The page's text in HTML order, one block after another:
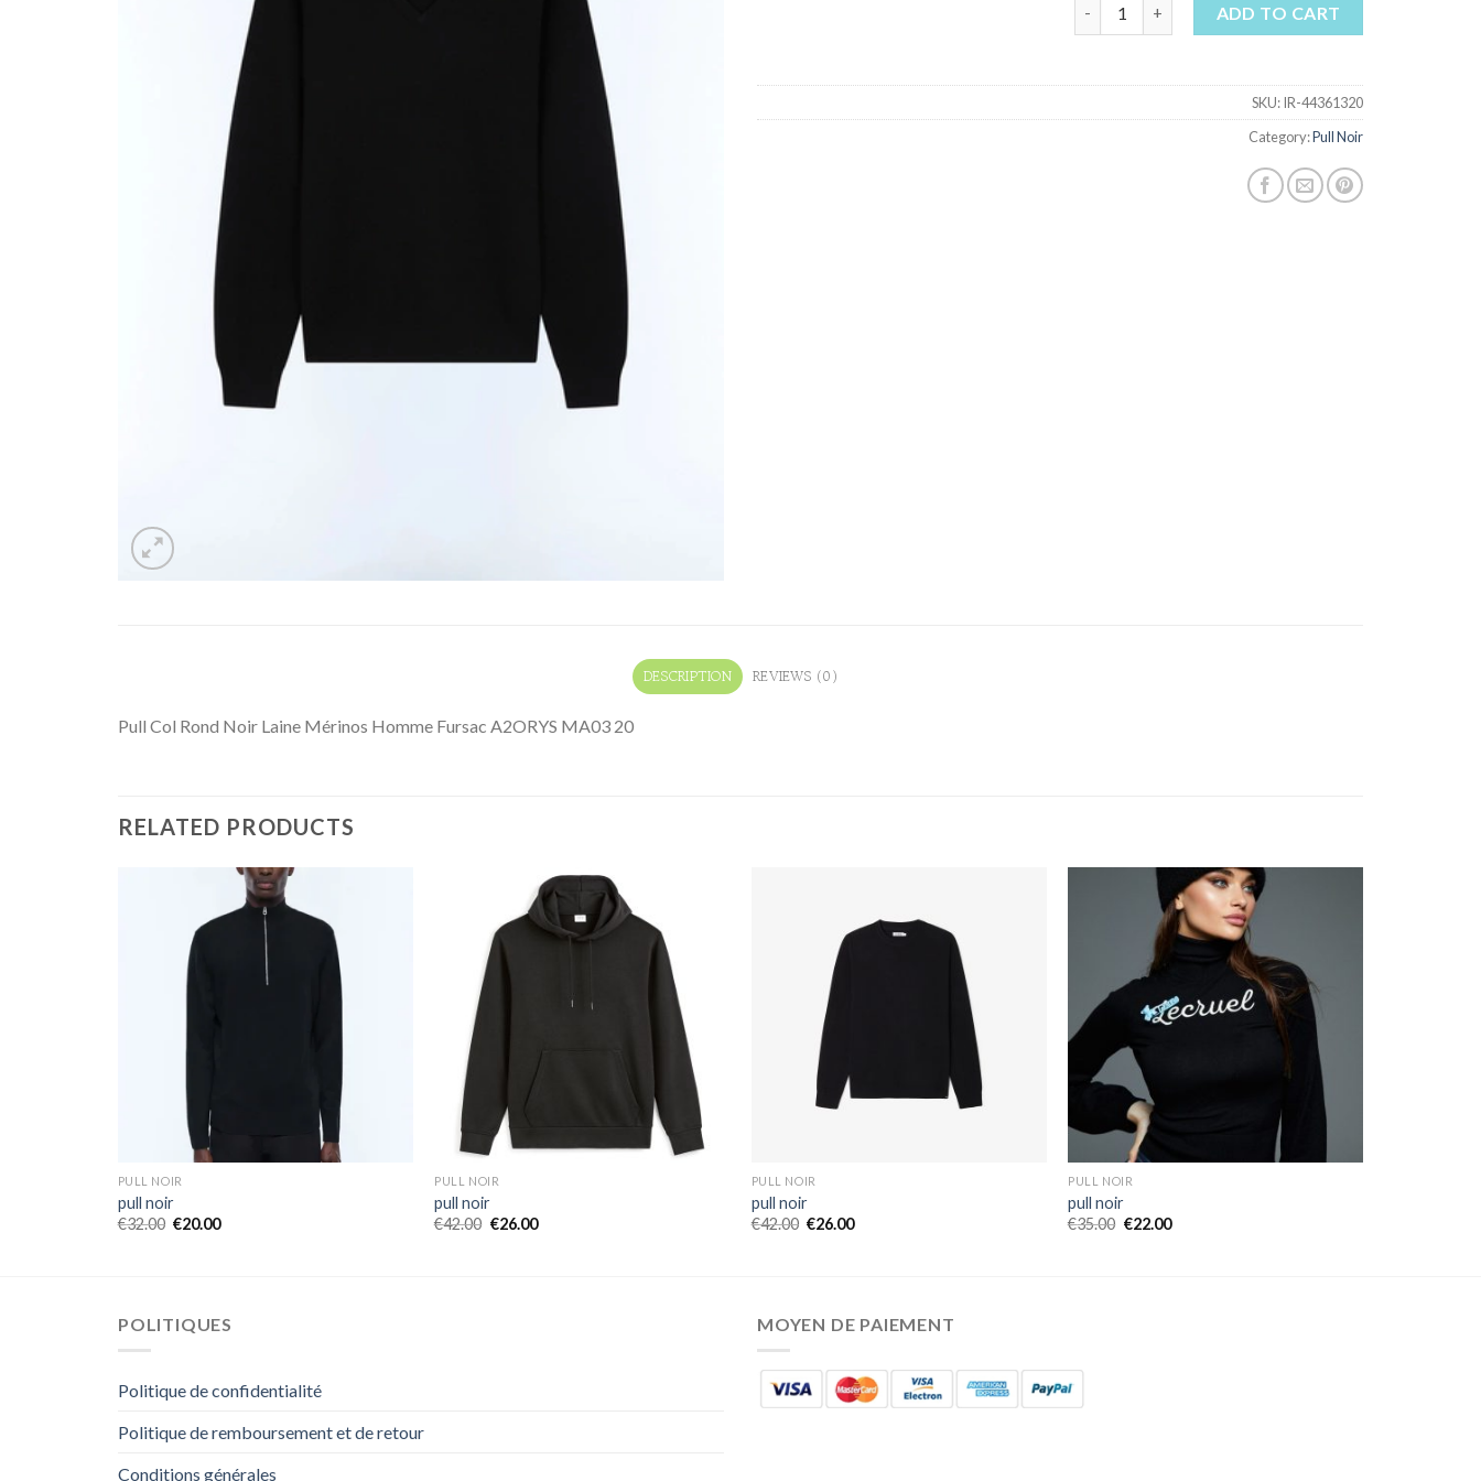
ADD TO CART
SKU:IR-44361320
Category:Pull Noir
DESCRIPTION REVIEWS (0)
Pull Col Rond Noir Laine Mérinos Homme Fursac A2ORYS MA03 20
RELATED PRODUCTS
PULL NOIR
pull noir
€32.00 €20.00
PULL NOIR
pull noir
€42.00 €26.00
PULL NOIR
pull noir
€42.00 €26.00
PULL NOIR
pull noir
€35.00 €22.00
POLITIQUES
Politique de confidentialité
Politique de remboursement et de retour
Conditions générales
MOYEN DE PAIEMENT